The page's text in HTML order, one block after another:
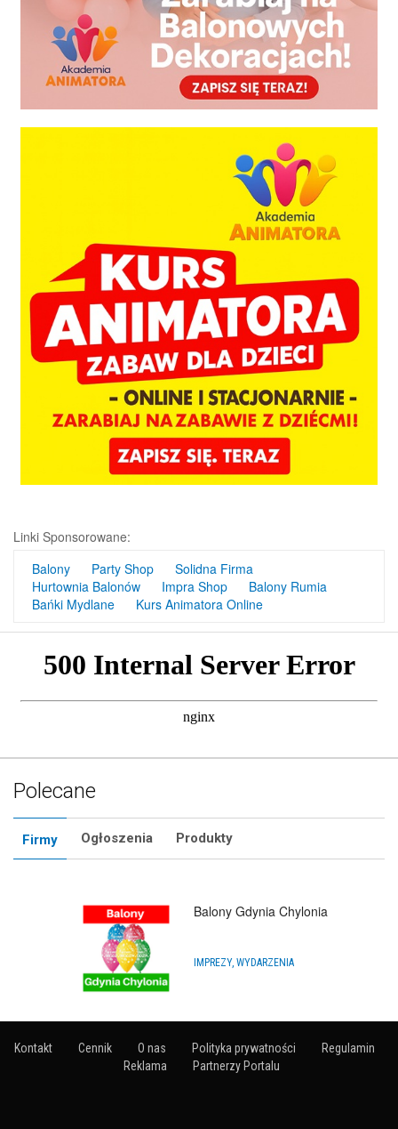
Linki Sponsorowane:
Balony
Party Shop
Solidna Firma
Hurtownia Balonów
Impra Shop
Balony Rumia
Bańki Mydlane
Kurs Animatora Online
Polecane
Firmy Ogłoszenia Produkty
Balony Rumia
ARTYKUŁY NA IMPREZY
Kontakt Cennik O nas Polityka prywatności
Regulamin
Reklama
Partnerzy Portalu